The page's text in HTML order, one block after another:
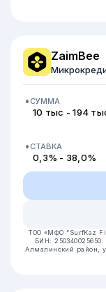
ZaimBee
СУММА
10 тыс - 194
СТАВКА
0,3% - 38,0%
ТОО «МФО “SurfKaz
БИН: 250340025650.
Алмалинский район,